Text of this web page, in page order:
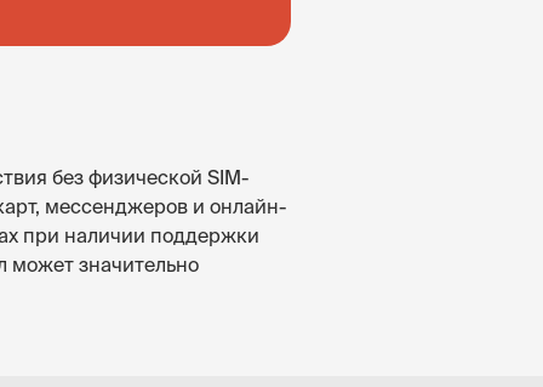
без физической SIM-
мессенджеров и онлайн-
при наличии поддержки
может значительно